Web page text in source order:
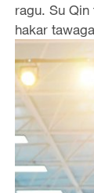
ragu. Su
hakar